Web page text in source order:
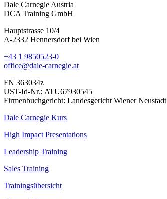
Dale Carnegie Austria
DCA Training GmbH
Hauptstrasse 10/4
A-2332 Hennersdorf bei Wien
+43 1 9850523-0
office@dale-carnegie.at
FN 363034z
UST-Id-Nr.: ATU67930545
Firmenbuchgericht: Landesgericht Wiener Neustadt
Dale Carnegie Kurs
High Impact Presentations
Leadership Training
Sales Training
Trainingsübersicht